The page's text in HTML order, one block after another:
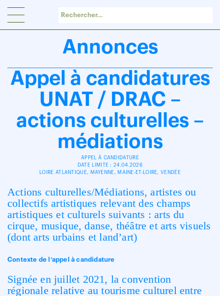
Annonces
Appel à candidatures
UNAT / DRAC –
actions culturelles –
médiations
APPEL À CANDIDATURE
DATE LIMITE : 24.04.2026
LOIRE ATLANTIQUE, MAYENNE, MAINE-ET-LOIRE, VENDÉE
Actions culturelles/Médiations, artistes ou
collectifs artistiques relevant des champs
artistiques et culturels suivants : arts du
cirque, musique, danse, théâtre et arts visuels
(dont arts urbains et land’art)
Contexte de l’appel à candidature
Signée en juillet 2021, la convention
régionale relative au tourisme culturel entre